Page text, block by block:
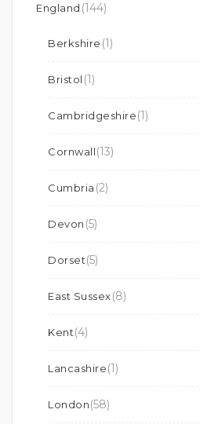
England (144)
Berkshire (1)
Bristol (1)
Cambridgeshire(1)
Cornwall(13)
Cumbria (2)
Devon (5)
Dorset(5)
East Sussex(8)
Kent(4)
Lancashire(1)
London(58)